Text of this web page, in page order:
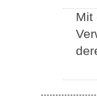
Mit